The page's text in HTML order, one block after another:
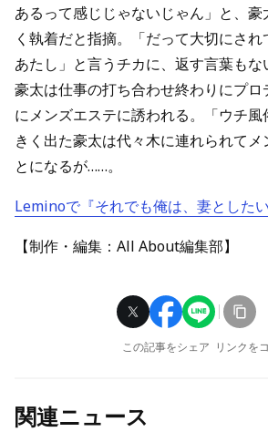
あるって感じじゃないじゃん」と、
く執着だと指摘。「だって大切にされ
あたし」と言うチカに、返す言葉もな
豪太は仕事の打ち合わせ終わりにプ
にメンズエステに誘われる。「ウチ風
きく出た豪太は代々木に連れられてメ
とになるが……。
Leminoで『それでも俺は、妻とした
【制作・編集：All About編集部】
この記事をシェア リンクを
関連ニュース